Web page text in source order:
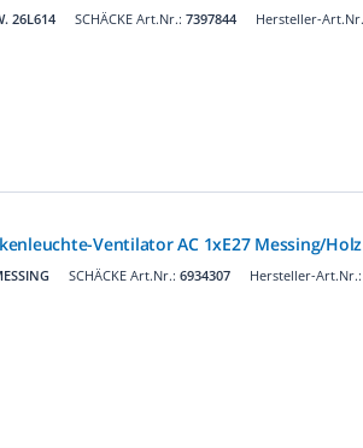
SCHÄCKE Art.Nr.: 7397844
26L614 Hersteller-
Ventilator AC 1xE27 Messing/Holz
SCHÄCKE Art.Nr.: 6934307 Hersteller-Art.Nr.: